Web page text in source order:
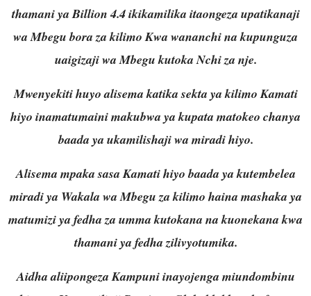
thamani ya Billion 4.4 ikikamilika itaongeza upatikanaji
wa Mbegu bora za kilimo Kwa wananchi na kupunguza
uaigizaji wa Mbegu kutoka Nchi za nje.
Mwenyekiti huyo alisema katika sekta ya kilimo Kamati
hiyo inamatumaini makubwa ya kupata matokeo chanya
baada ya ukamilishaji wa miradi hiyo.
Alisema mpaka sasa Kamati hiyo baada ya kutembelea
miradi ya Wakala wa Mbegu za kilimo haina mashaka ya
matumizi ya fedha za umma kutokana na kuonekana kwa
thamani ya fedha zilivyotumika.
Aidha aliipongeza Kampuni inayojenga miundombinu